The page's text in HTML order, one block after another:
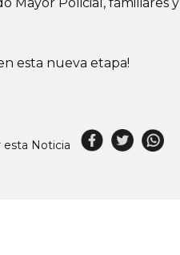
esta nueva etapa!
esta Noticia